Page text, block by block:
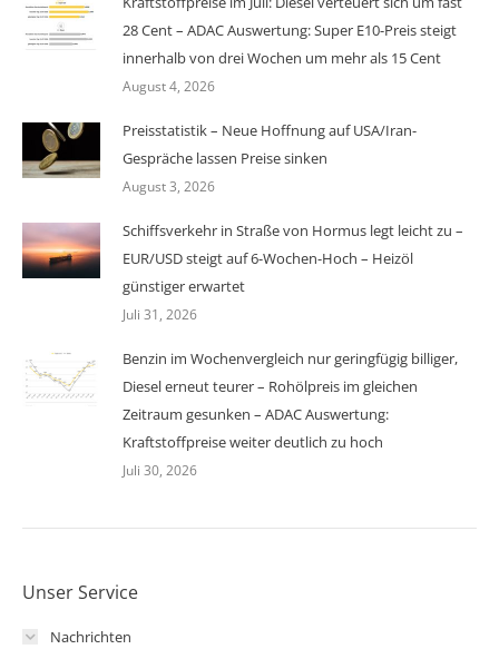
28 Cent – ADAC Auswertung: Super E10-Preis steigt
innerhalb von drei Wochen um mehr als 15 Cent
August 4, 2026
Preisstatistik – Neue Hoffnung auf USA/Iran-
Gespräche lassen Preise sinken
August 3, 2026
Schiffsverkehr in Straße von Hormus legt leicht zu –
EUR/USD steigt auf 6-Wochen-Hoch – Heizöl
günstiger erwartet
Juli 31, 2026
Benzin im Wochenvergleich nur geringfügig billiger,
Diesel erneut teurer – Rohölpreis im gleichen
Zeitraum gesunken – ADAC Auswertung:
Kraftstoffpreise weiter deutlich zu hoch
Juli 30, 2026
Unser Service
Nachrichten